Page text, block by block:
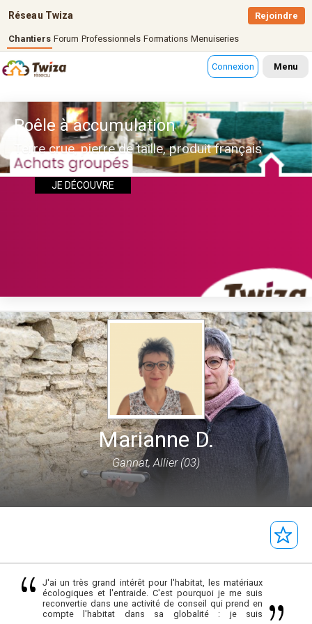
Réseau Twiza
Chantiers Forum Professionnels Formations Menuiseries
Rejoindre
Connexion Menu
Poêle à accumulation
Terre crue, pierre de taille, produit français
JE DÉCOUVRE
Marianne D.
Gannat, Allier (03)
J'ai un très grand intérêt pour l'habitat, les matériaux
écologiques et l'entraide. C'est pourquoi je me suis
reconvertie dans une activité de conseil qui prend en
compte l'habitat dans sa globalité : je suis